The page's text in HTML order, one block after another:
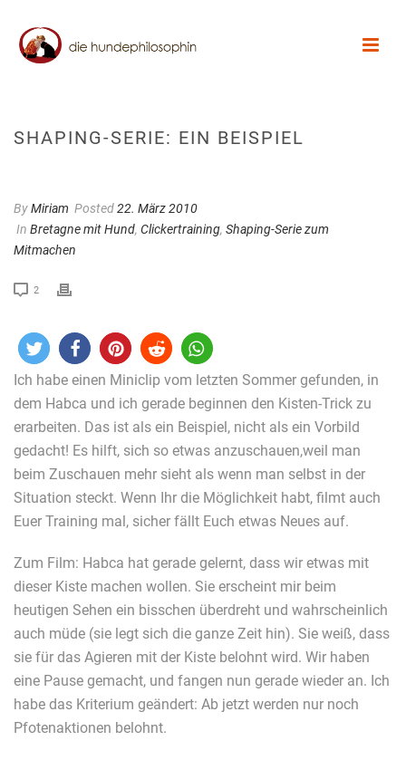
SHAPING-SERIE: EIN BEISPIEL
ByMiriam Posted22. März 2010
In Bretagne mit Hund, Clickertraining, Shaping-Serie zum
Mitmachen
2
Ich habe einen Miniclip vom letzten Sommer gefunden, in
dem Habca und ich gerade beginnen den Kisten-Trick zu
erarbeiten. Das ist als ein Beispiel, nicht als ein Vorbild
gedacht! Es hilft, sich so etwas anzuschauen,weil man
beim Zuschauen mehr sieht als wenn man selbst in der
Situation steckt. Wenn Ihr die Möglichkeit habt, filmt auch
Euer Training mal, sicher fällt Euch etwas Neues auf.
Zum Film: Habca hat gerade gelernt, dass wir etwas mit
dieser Kiste machen wollen. Sie erscheint mir beim
heutigen Sehen ein bisschen überdreht und wahrscheinlich
auch müde (sie legt sich die ganze Zeit hin). Sie weiß, dass
sie für das Agieren mit der Kiste belohnt wird. Wir haben
eine Pause gemacht, und fangen nun gerade wieder an. Ich
habe das Kriterium geändert: Ab jetzt werden nur noch
Pfotenaktionen belohnt.